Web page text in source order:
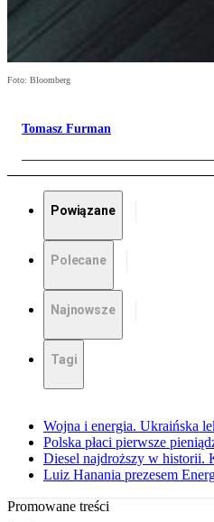
Foto: Bloomberg
Tomasz Furman
Powiązane
Polecane
Najnowsze
Tagi
Wojna i energia. Ukraińska
Polska płaci pierwsze
Diesel najdroższy w historii.
Luiz Hanania prezesem
Promowane treści